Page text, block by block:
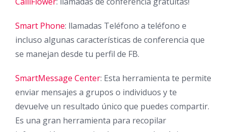
Smart Phone: llamadas Teléfono a teléfono e
incluso algunas características de conferencia que
se manejan desde tu perfil de FB.
SmartMessage Center: Esta herramienta te permite
enviar mensajes a grupos o individuos y te
devuelve un resultado único que puedes compartir.
Es una gran herramienta para recopilar